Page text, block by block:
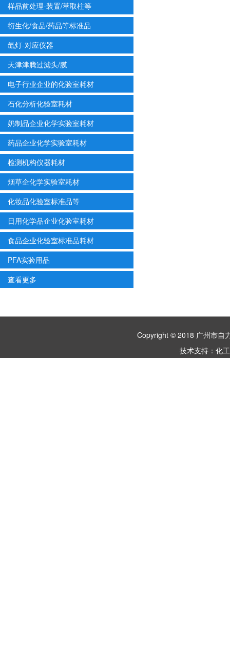
样品前处理-装置/萃取柱等
衍生化/食品/药品等标准品
氙灯-对应仪器
天津津腾过滤头/膜
电子行业企业的化验室耗材
石化分析化验室耗材
奶制品企业化学实验室耗材
药品企业化学实验室耗材
检测机构仪器耗材
烟草企化学实验室耗材
化妆品化验室标准品等
日用化学品企业化验室耗材
食品企业化验室标准品耗材
PFA实验用品
查看更多
Copyright © 2018 广州市
技术支持： 化